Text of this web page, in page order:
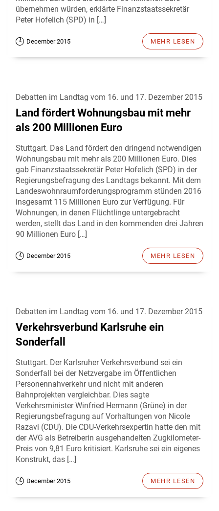
übernehmen würden, erklärte Finanzstaatssekretär
Peter Hofelich (SPD) in […]
December 2015 MEHR LESEN
Debatten im Landtag vom 16. und 17. Dezember 2015
Land fördert Wohnungsbau mit mehr
als 200 Millionen Euro
Stuttgart. Das Land fördert den dringend notwendigen
Wohnungsbau mit mehr als 200 Millionen Euro. Dies
gab Finanzstaatssekretär Peter Hofelich (SPD) in der
Regierungsbefragung des Landtags bekannt. Mit dem
Landeswohnraumforderungsprogramm stünden 2016
insgesamt 115 Millionen Euro zur Verfügung. Für
Wohnungen, in denen Flüchtlinge untergebracht
werden, stellt das Land in den kommenden drei Jahren
90 Millionen Euro […]
December 2015 MEHR LESEN
Debatten im Landtag vom 16. und 17. Dezember 2015
Verkehrsverbund Karlsruhe ein
Sonderfall
Stuttgart. Der Karlsruher Verkehrsverbund sei ein
Sonderfall bei der Netzvergabe im Öffentlichen
Personennahverkehr und nicht mit anderen
Bahnprojekten vergleichbar. Dies sagte
Verkehrsminister Winfried Hermann (Grüne) in der
Regierungsbefragung auf Vorhaltungen von Nicole
Razavi (CDU). Die CDU-Verkehrsexpertin hatte den mit
der AVG als Betreiberin ausgehandelten Zugkilometer-
Preis von 9,81 Euro kritisiert. Karlsruhe sei ein eigenes
Konstrukt, das […]
December 2015 MEHR LESEN